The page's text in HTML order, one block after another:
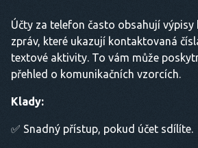
Účty za telefon často obsahují
zpráv, které ukazují kontaktovaná
textové aktivity. To vám může
přehled o komunikačních vzorcích.
Klady:
✅ Snadný přístup, pokud účet sdílíte.